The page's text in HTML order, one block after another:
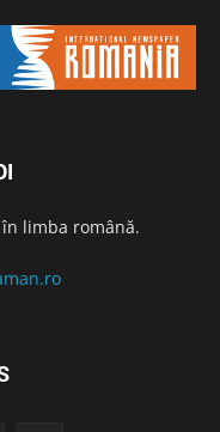
limba română.